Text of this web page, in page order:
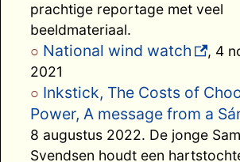
prachtige reportage met veel
beeldmateriaal.
National wind watch
, 4
2021
Inkstick, The Costs of
Power, A message from a
8 augustus 2022. De jonge
Svendsen houdt een